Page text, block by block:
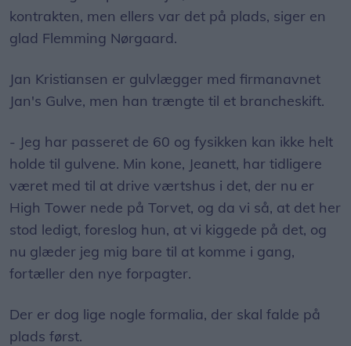
kontrakten, men ellers var det på plads, siger en
glad Flemming Nørgaard.
Jan Kristiansen er gulvlægger med firmanavnet
Jan's Gulve, men han trængte til et brancheskift.
- Jeg har passeret de 60 og fysikken kan ikke helt
holde til gulvene. Min kone, Jeanett, har tidligere
været med til at drive værtshus i det, der nu er
High Tower nede på Torvet, og da vi så, at det her
stod ledigt, foreslog hun, at vi kiggede på det, og
nu glæder jeg mig bare til at komme i gang,
fortæller den nye forpagter.
Der er dog lige nogle formalia, der skal falde på
plads først.